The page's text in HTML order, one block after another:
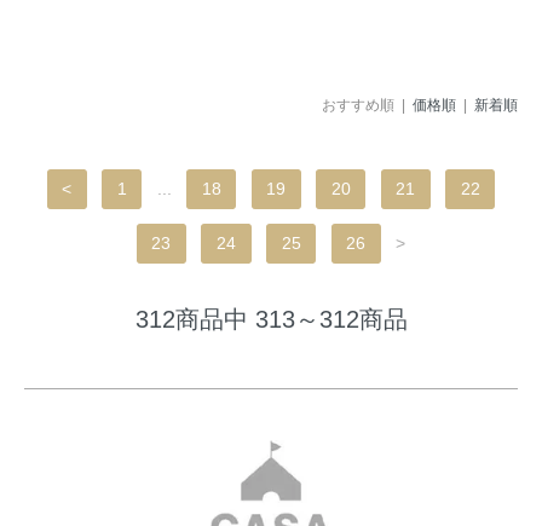
おすすめ順 | 価格順 新着順
< 1 ... 18 19 20 21 22
23 24 25 26 >
312商品中 313～312商品